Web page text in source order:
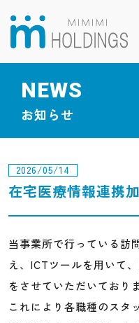
NEWS
お知らせ
2026/05/14
在宅医療情報連携
当事業所で行っている訪
え、ICTツールを用いて
をさせていただいており
これにより各職種のスタ